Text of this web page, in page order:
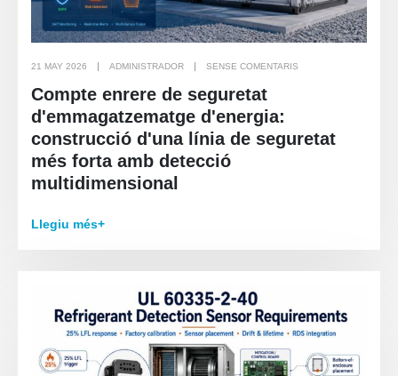
21 MAY 2026 ADMINISTRADOR SENSE COMENTARIS
Compte enrere de seguretat
d'emmagatzematge d'energia:
construcció d'una línia de seguretat
més forta amb detecció
multidimensional
Llegiu més+